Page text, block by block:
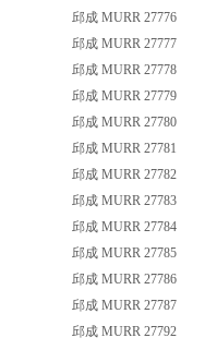
邱成 MURR 27776
邱成 MURR 27777
邱成 MURR 27778
邱成 MURR 27779
邱成 MURR 27780
邱成 MURR 27781
邱成 MURR 27782
邱成 MURR 27783
邱成 MURR 27784
邱成 MURR 27785
邱成 MURR 27786
邱成 MURR 27787
邱成 MURR 27792